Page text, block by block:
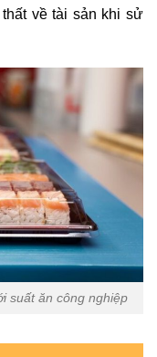
về tài sản khi sử
suất ăn công nghiệp